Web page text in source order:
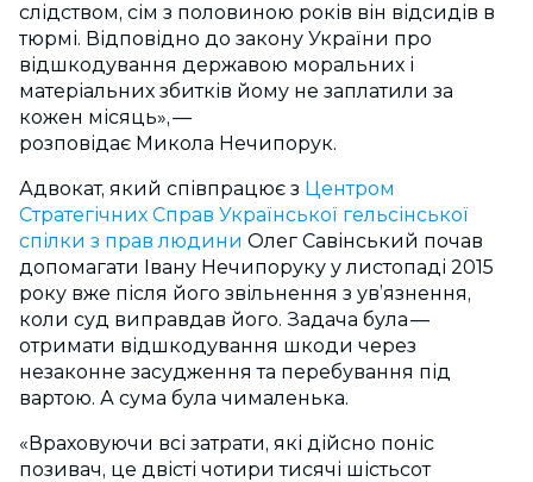
слідством, сім з половиною років він відсидів в
тюрмі. Відповідно до закону України про
відшкодування державою моральних і
матеріальних збитків йому не заплатили за
кожен місяць», —
розповідає Микола Нечипорук.
Адвокат, який співпрацює з Центром
Стратегічних Справ Української гельсінської
спілки з прав людини Олег Савінський почав
допомагати Івану Нечипоруку у листопаді 2015
року вже після його звільнення з ув’язнення,
коли суд виправдав його. Задача була —
отримати відшкодування шкоди через
незаконне засудження та перебування під
вартою. А сума була чималенька.
«Враховуючи всі затрати, які дійсно поніс
позивач, це двісті чотири тисячі шістьсот